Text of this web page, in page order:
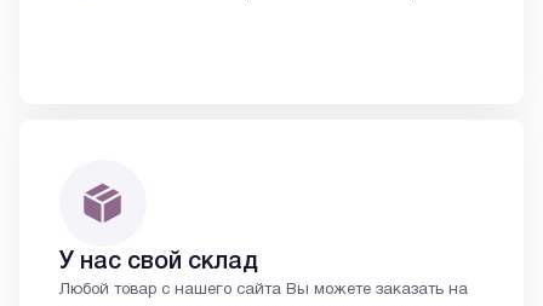
У нас свой склад
Любой товар с нашего сайта Вы можете заказать на